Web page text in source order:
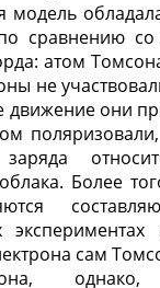
модель
сравнению
атом
не
движение они
заряда
Более
сам